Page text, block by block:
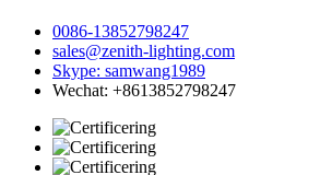
0086-13852798247
sales@zenith-lighting.com
Skype: samwang1989
Wechat: +8613852798247